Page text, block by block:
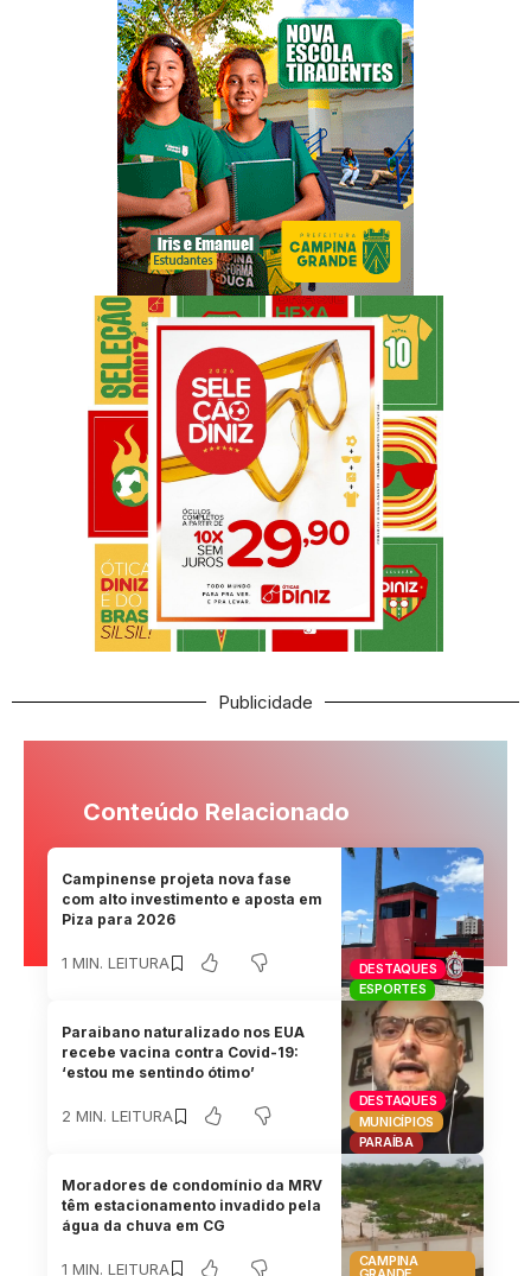
Publicidade
Conteúdo Relacionado
DESTAQUES
ESPORTES
Campinense projeta nova fase
com alto investimento e aposta em
Piza para 2026
1 MIN. LEITURA
DESTAQUES
MUNICÍPIOS
PARAÍBA
Paraibano naturalizado nos EUA
recebe vacina contra Covid-19:
‘estou me sentindo ótimo’
2 MIN. LEITURA
CAMPINA
Moradores de condomínio da MRV
têm estacionamento invadido pela
água da chuva em CG
1 MIN. LEITURA